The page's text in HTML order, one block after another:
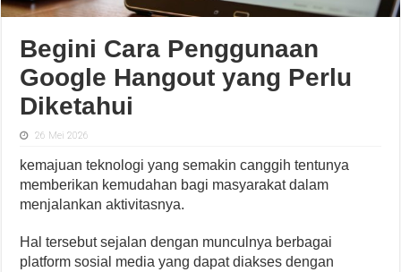
Begini Cara Penggunaan
Google Hangout yang Perlu
Diketahui
26 Mei 2026
kemajuan teknologi yang semakin canggih tentunya
memberikan kemudahan bagi masyarakat dalam
menjalankan aktivitasnya.
Hal tersebut sejalan dengan munculnya berbagai
platform sosial media yang dapat diakses dengan